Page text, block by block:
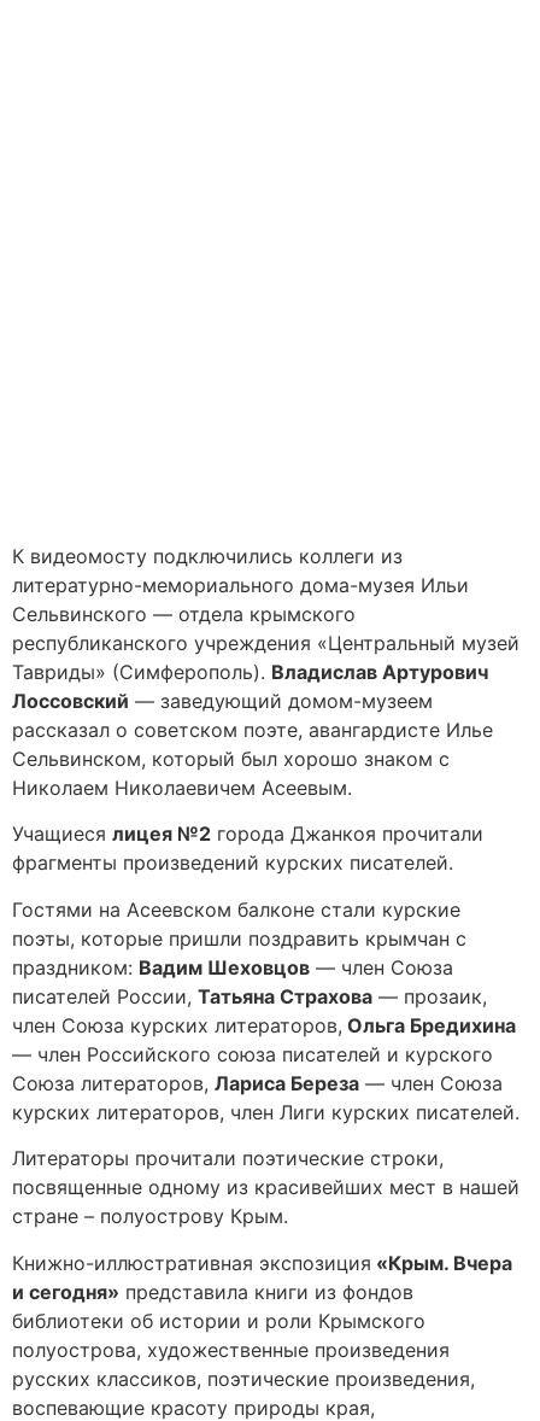
К видеомосту подключились коллеги из
литературно-мемориального дома-музея Ильи
Сельвинского — отдела крымского
республиканского учреждения «Центральный музей
Тавриды» (Симферополь). Владислав Артурович
Лоссовский — заведующий домом-музеем
рассказал о советском поэте, авангардисте Илье
Сельвинском, который был хорошо знаком с
Николаем Николаевичем Асеевым.
Учащиеся лицея №2 города Джанкоя прочитали
фрагменты произведений курских писателей.
Гостями на Асеевском балконе стали курские
поэты, которые пришли поздравить крымчан с
праздником: Вадим Шеховцов — член Союза
писателей России, Татьяна Страхова — прозаик,
член Союза курских литераторов, Ольга Бредихина
— член Российского союза писателей и курского
Союза литераторов, Лариса Береза — член Союза
курских литераторов, член Лиги курских писателей.
Литераторы прочитали поэтические строки,
посвященные одному из красивейших мест в нашей
стране – полуострову Крым.
Книжно-иллюстративная экспозиция «Крым. Вчера
и сегодня» представила книги из фондов
библиотеки об истории и роли Крымского
полуострова, художественные произведения
русских классиков, поэтические произведения,
воспевающие красоту природы края,